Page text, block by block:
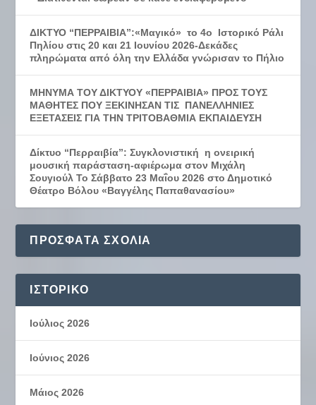
ΔΙΚΤΥΟ “ΠΕΡΡΑΙΒΙΑ”:«Μαγικό» το 4ο Ιστορικό Ράλι
Πηλίου στις 20 και 21 Ιουνίου 2026-Δεκάδες
πληρώματα από όλη την Ελλάδα γνώρισαν το Πήλιο
ΜΗΝΥΜΑ ΤΟΥ ΔΙΚΤΥΟΥ «ΠΕΡΡΑΙΒΙΑ» ΠΡΟΣ ΤΟΥΣ
ΜΑΘΗΤΕΣ ΠΟΥ ΞΕΚΙΝΗΣΑΝ ΤΙΣ ΠΑΝΕΛΛΗΝΙΕΣ
ΕΞΕΤΑΣΕΙΣ ΓΙΑ ΤΗΝ ΤΡΙΤΟΒΑΘΜΙΑ ΕΚΠΑΙΔΕΥΣΗ
Δίκτυο “Περραιβία”: Συγκλονιστική η ονειρική
μουσική παράσταση-αφιέρωμα στον Μιχάλη
Σουγιούλ Το Σάββατο 23 Μαΐου 2026 στο Δημοτικό
Θέατρο Βόλου «Βαγγέλης Παπαθανασίου»
ΠΡΌΣΦΑΤΑ ΣΧΌΛΙΑ
ΙΣΤΟΡΙΚΌ
Ιούλιος 2026
Ιούνιος 2026
Μάιος 2026